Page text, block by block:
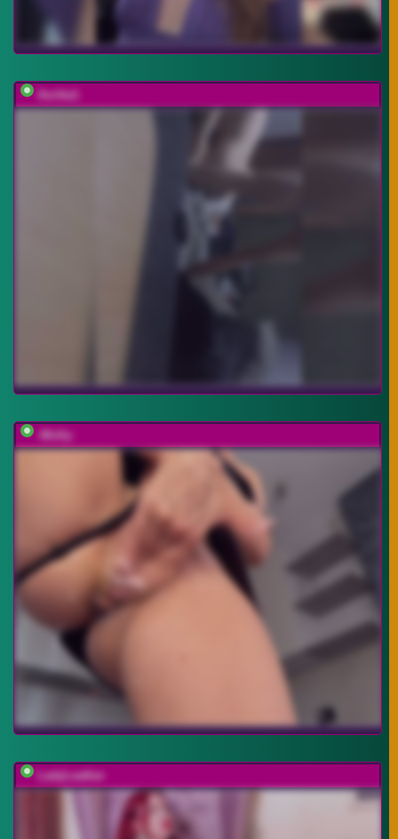
Aurika1
-Molly-
LadyLeather